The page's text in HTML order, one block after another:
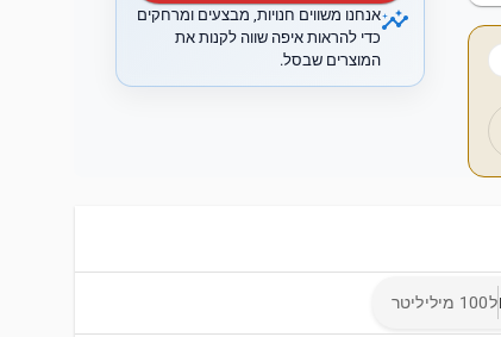
insightsאנחנו משווים חנויות, מבצעים ומרחקים
כדי להראות איפה שווה לקנות את
המוצרים שבסל.
ל100 מיליליטר